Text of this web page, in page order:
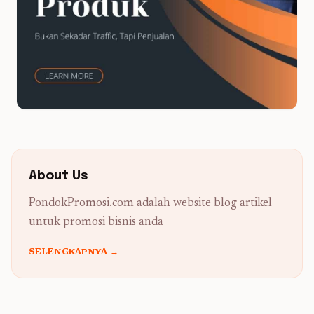
About Us
PondokPromosi.com adalah website blog artikel
untuk promosi bisnis anda
SELENGKAPNYA →